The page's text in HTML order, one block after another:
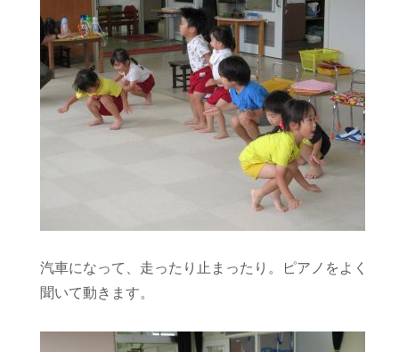
汽車になって、走ったり止まったり。ピアノをよく
聞いて動きます。